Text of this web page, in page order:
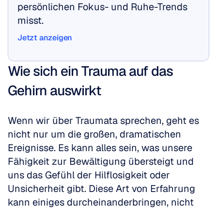
persönlichen Fokus- und Ruhe-Trends
misst.
Jetzt anzeigen
Wie sich ein Trauma auf das
Gehirn auswirkt
Wenn wir über Traumata sprechen, geht es
nicht nur um die großen, dramatischen
Ereignisse. Es kann alles sein, was unsere
Fähigkeit zur Bewältigung übersteigt und
uns das Gefühl der Hilflosigkeit oder
Unsicherheit gibt. Diese Art von Erfahrung
kann einiges durcheinanderbringen, nicht